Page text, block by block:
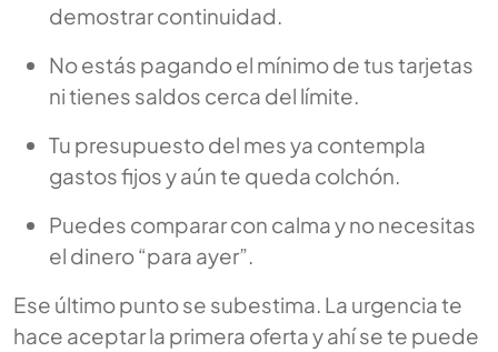
demostrar continuidad.
No estás pagando el mínimo de tus tarjetas
ni tienes saldos cerca del límite.
Tu presupuesto del mes ya contempla
gastos fijos y aún te queda colchón.
Puedes comparar con calma y no necesitas
el dinero “para ayer”.
Ese último punto se subestima. La urgencia te
hace aceptar la primera oferta y ahí se te puede